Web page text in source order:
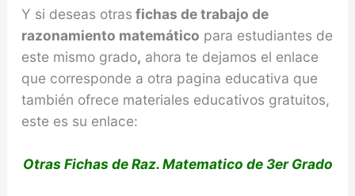
Y si deseas otras fichas de trabajo de
razonamiento matemático para estudiantes de
este mismo grado, ahora te dejamos el enlace
que corresponde a otra pagina educativa que
también ofrece materiales educativos gratuitos,
este es su enlace:
Otras Fichas de Raz. Matematico de 3er Grado